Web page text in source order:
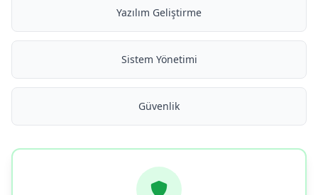
Yazılım Geliştirme
Sistem Yönetimi
Güvenlik